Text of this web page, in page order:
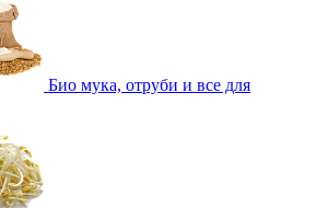
Био мука, отруби и все для